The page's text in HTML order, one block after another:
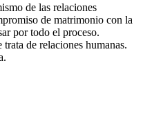
de las relaciones
de matrimonio con la
por todo el proceso.
de relaciones humanas.